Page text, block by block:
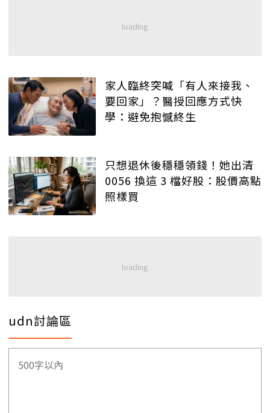
家人臨終突喊「有人來接我、
要回家」？醫授回應方式快
學：避免抱憾終生
只想退休後穩穩領錢！她出清
0056 換這 3 檔好股：股價高點
照樣買
udn討論區